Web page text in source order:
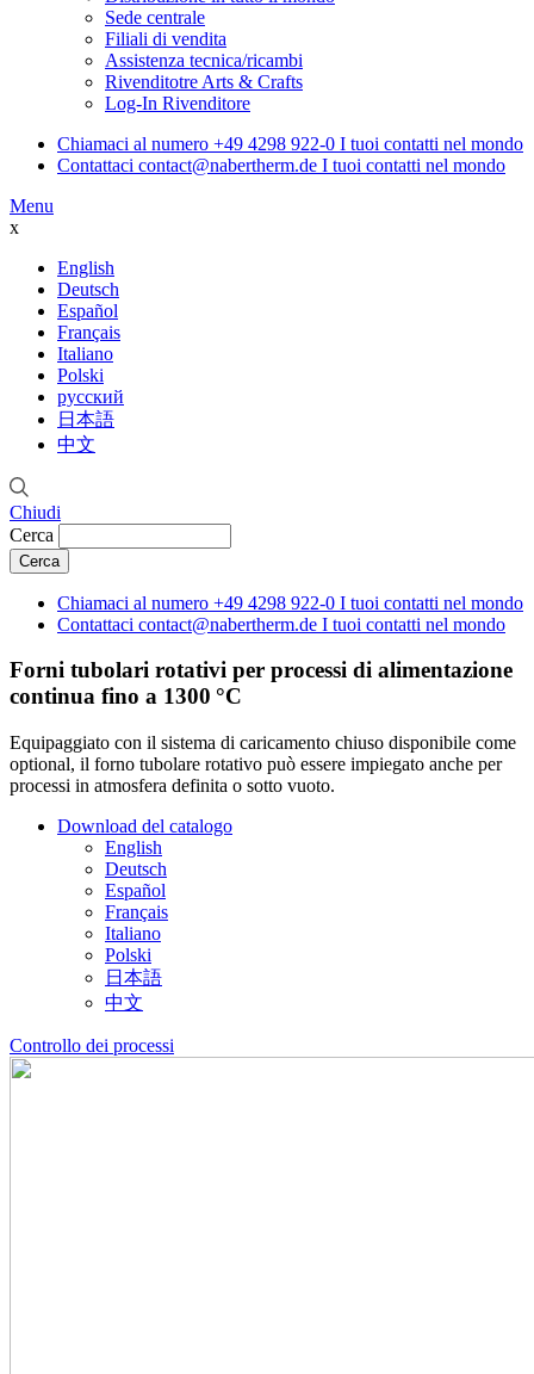
Sede centrale
Filiali di vendita
Assistenza tecnica/ricambi
Rivenditotre Arts & Crafts
Log-In Rivenditore
Chiamaci al numero +49 4298 922-0 I tuoi contatti nel mondo
Contattaci contact@nabertherm.de I tuoi contatti nel mondo
Menu
x
English
Deutsch
Español
Français
Italiano
Polski
русский
日本語
中文
Chiudi
Cerca
Chiamaci al numero +49 4298 922-0 I tuoi contatti nel mondo
Contattaci contact@nabertherm.de I tuoi contatti nel mondo
Forni tubolari rotativi per processi di alimentazione
continua fino a 1300 °C
Equipaggiato con il sistema di caricamento chiuso disponibile come
optional, il forno tubolare rotativo può essere impiegato anche per
processi in atmosfera definita o sotto vuoto.
Download del catalogo
English
Deutsch
Español
Français
Italiano
Polski
日本語
中文
Controllo dei processi